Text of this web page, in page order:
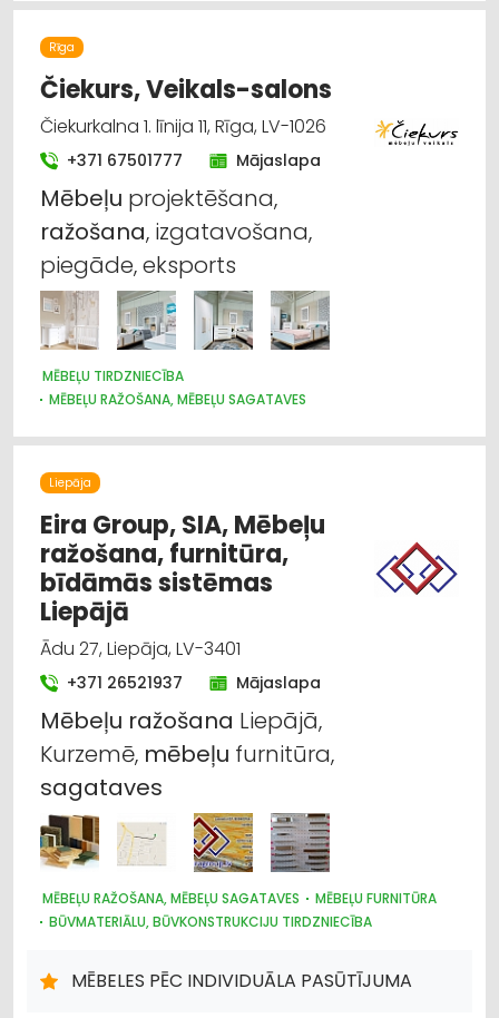
Rīga
Čiekurs, Veikals-salons
Čiekurkalna 1. līnija 11, Rīga, LV-1026
+371 67501777 Mājaslapa
Mēbeļu projektēšana,
ražošana, izgatavošana,
piegāde, eksports
MĒBEĻU TIRDZNIECĪBA
MĒBEĻU RAŽOŠANA, MĒBEĻU SAGATAVES
Liepāja
Eira Group, SIA, Mēbeļu
ražošana, furnitūra,
bīdāmās sistēmas
Liepājā
Ādu 27, Liepāja, LV-3401
+371 26521937 Mājaslapa
Mēbeļu ražošana Liepājā,
Kurzemē, mēbeļu furnitūra,
sagataves
MĒBEĻU RAŽOŠANA, MĒBEĻU SAGATAVES
MĒBEĻU FURNITŪRA
BŪVMATERIĀLU, BŪVKONSTRUKCIJU TIRDZNIECĪBA
MĒBELES PĒC INDIVIDUĀLA PASŪTĪJUMA